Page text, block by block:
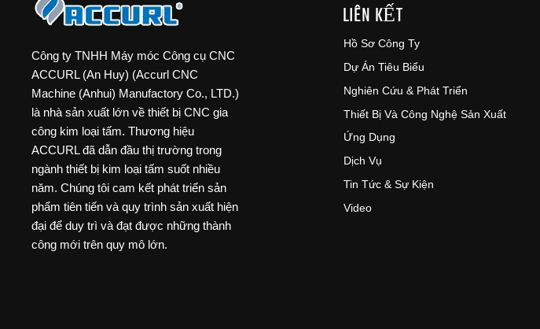
Công ty TNHH Máy móc Công cụ CNC
ACCURL (An Huy) (Accurl CNC
Machine (Anhui) Manufactory Co., LTD.)
là nhà sản xuất lớn về thiết bị CNC gia
công kim loại tấm. Thương hiệu
ACCURL đã dẫn đầu thị trường trong
ngành thiết bị kim loại tấm suốt nhiều
năm. Chúng tôi cam kết phát triển sản
phẩm tiên tiến và quy trình sản xuất hiện
đại để duy trì và đạt được những thành
công mới trên quy mô lớn.
LIÊN KẾT
Hồ Sơ Công Ty
Dự Án Tiêu Biểu
Nghiên Cứu & Phát Triển
Thiết Bị Và Công Nghệ Sản Xuất
Ứng Dụng
Dịch Vụ
Tin Tức & Sự Kiện
Video